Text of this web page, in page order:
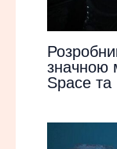
значною
Space